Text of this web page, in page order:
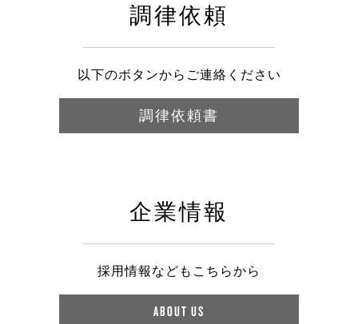
調律依頼
以下のボタンからご連絡ください
調律依頼書
企業情報
採用情報などもこちらから
ABOUT US